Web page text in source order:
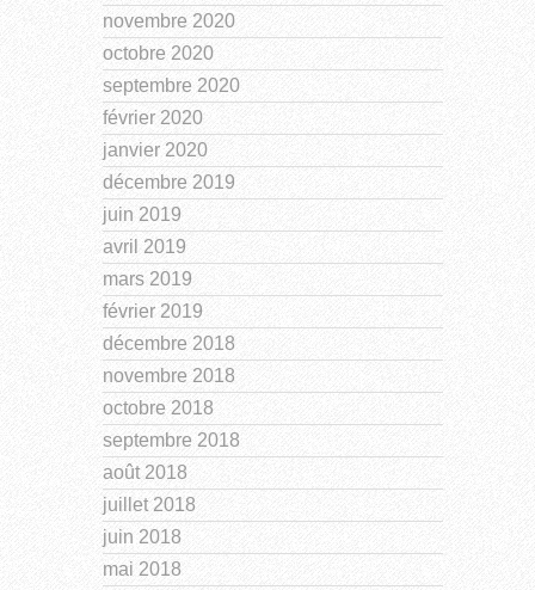
novembre 2020
octobre 2020
septembre 2020
février 2020
janvier 2020
décembre 2019
juin 2019
avril 2019
mars 2019
février 2019
décembre 2018
novembre 2018
octobre 2018
septembre 2018
août 2018
juillet 2018
juin 2018
mai 2018